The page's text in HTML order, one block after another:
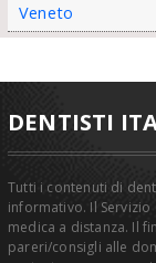
Veneto
DENTISTI
Tutti i contenuti di
informativo. Il
medica a distanza. Il
pareri/consigli alle